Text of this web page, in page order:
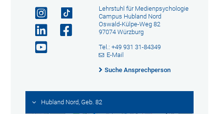
Lehrstuhl für Medienpsychologie
Campus Hubland Nord
Oswald-Külpe-Weg 82
97074 Würzburg
Tel.: +49 931 31-84349
E-Mail
Suche Ansprechperson
Hubland Nord, Geb. 82